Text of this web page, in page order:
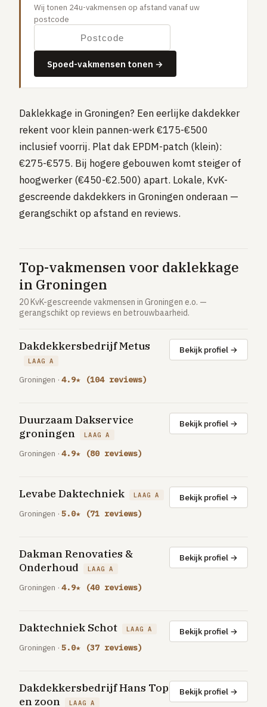
Gaslucht
Buitengesloten
VERBOUW
Badkamer renovatie
Keuken vervangen
Dakkapel plaatsen
Dak renovatie
TUIN
Tuin aanleg of renovatie
VERWARMING & KLIMAAT
Vloerverwarming aanleggen
Thermostaat installeren
Spouwmuur isoleren
Groepenkast vervangen
Elektra uitbreiden
Tools
Eerlijke-prijs-checker
Over ons
Word vakman
Wij tonen 24u-vakmensen op afstand vanaf uw
postcode
Spoed-vakmensen tonen →
Daklekkage in Groningen? Een eerlijke dakdekker
rekent voor klein pannen-werk €175-€500
inclusief voorrij. Plat dak EPDM-patch (klein):
€275-€575. Bij hogere gebouwen komt steiger of
hoogwerker (€450-€2.500) apart. Lokale, KvK-
gescreende dakdekkers in Groningen onderaan —
gerangschikt op afstand en reviews.
Top-vakmensen voor daklekkage
in Groningen
20 KvK-gescreende vakmensen in Groningen e.o. —
gerangschikt op reviews en betrouwbaarheid.
Dakdekkersbedrijf Metus
LAAG A
Groningen · 4.9★ (104 reviews)
Bekijk profiel →
Duurzaam Dakservice
groningen
LAAG A
Groningen · 4.9★ (80 reviews)
Bekijk profiel →
Levabe Daktechniek LAAG A
Groningen · 5.0★ (71 reviews)
Bekijk profiel →
Dakman Renovaties &
Onderhoud
LAAG A
Groningen · 4.9★ (40 reviews)
Bekijk profiel →
Daktechniek Schot LAAG A
Groningen · 5.0★ (37 reviews)
Bekijk profiel →
Dakdekkersbedrijf Hans Top
en zoon
LAAG A
Bekijk profiel →